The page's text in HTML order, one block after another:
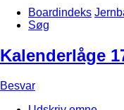
Boardindeks
Søg
Kalenderlåge
Besvar